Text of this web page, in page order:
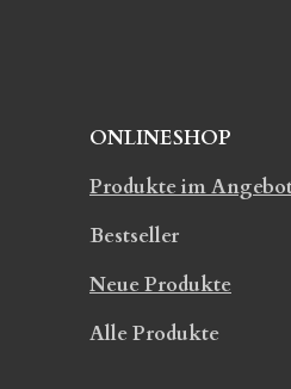
ONLINESHOP
Produkte im
Bestseller
Neue Produkte
Alle Produkte